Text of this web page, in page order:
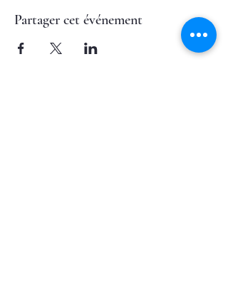
Partager cet événement